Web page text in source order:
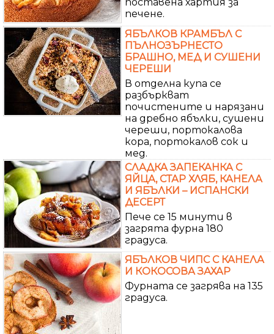
печене.
ЯБЪЛКОВ КРАМБЪЛ С
ПЪЛНОЗЪРНЕСТО
БРАШНО, МЕД И СУШЕНИ
ЧЕРЕШИ
В отделна купа се
разбъркват
почистените и нарязани
на дребно ябълки, сушени
череши, портокалова
кора, портокалов сок и
мед.
СЛАДКА ЗАПЕКАНКА С
ЯЙЦА, СТАР ХЛЯБ, КАНЕЛА
И ЯБЪЛКИ – ИСПАНСКИ
ДЕСЕРТ
Пече се 15 минути в
загрята фурна 180
градуса.
ЯБЪЛКОВ ЧИПС С КАНЕЛА
И КОКОСОВА ЗАХАР
Фурната се загрява на 135
градуса.